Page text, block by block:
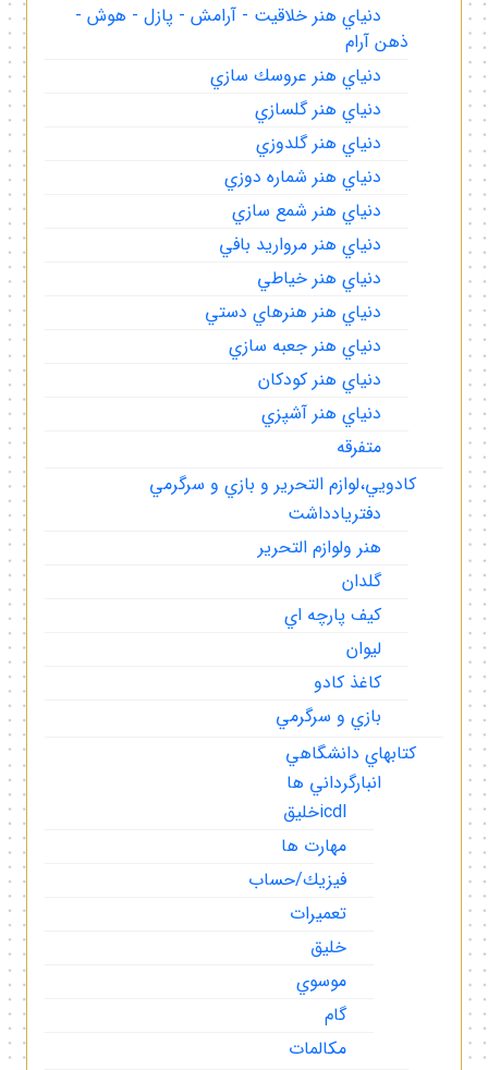
دنياي هنر خلاقيت - آرامش - پازل - هوش -
ذهن آرام
دنياي هنر عروسك سازي
دنياي هنر گلسازي
دنياي هنر گلدوزي
دنياي هنر شماره دوزي
دنياي هنر شمع سازي
دنياي هنر مرواريد بافي
دنياي هنر خياطي
دنياي هنر هنرهاي دستي
دنياي هنر جعبه سازي
دنياي هنر كودكان
دنياي هنر آشپزي
متفرقه
كادويي،لوازم التحرير و بازي و سرگرمي
دفتريادداشت
هنر ولوازم التحرير
گلدان
كيف پارچه اي
ليوان
كاغذ كادو
بازي و سرگرمي
كتابهاي دانشگاهي
انبارگرداني ها
icdlخليق
مهارت ها
فيزيك/حساب
تعميرات
خليق
موسوي
گام
مكالمات